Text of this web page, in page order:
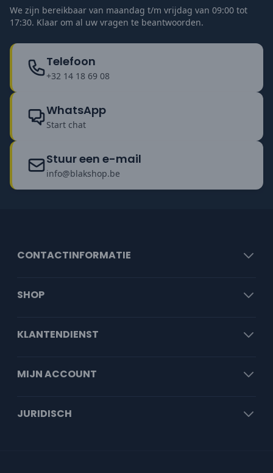
We zijn bereikbaar van maandag t/m vrijdag van 09:00 tot
17:30. Klaar om al uw vragen te beantwoorden.
Telefoon
+32 14 18 69 08
WhatsApp
Start chat
Stuur een e-mail
info@blakshop.be
CONTACTINFORMATIE
SHOP
KLANTENDIENST
MIJN ACCOUNT
JURIDISCH